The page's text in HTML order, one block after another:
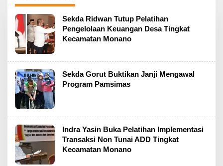
Sekda Ridwan Tutup Pelatihan
Pengelolaan Keuangan Desa Tingkat
Kecamatan Monano
Sekda Gorut Buktikan Janji Mengawal
Program Pamsimas
Indra Yasin Buka Pelatihan Implementasi
Transaksi Non Tunai ADD Tingkat
Kecamatan Monano